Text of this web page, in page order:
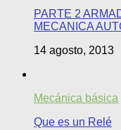
PARTE 2
MECANICA
14 agosto, 2013
Mecánica básica
Que es un Relé